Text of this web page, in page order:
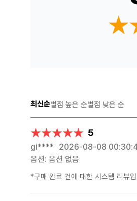
최신순별점 높은 순별점 낮은 순
★★★★★
★★★★★ 5
gi**** 2026-08-08
옵션: 옵션 없음
*구매 완료 건에 대한 시스템 리뷰